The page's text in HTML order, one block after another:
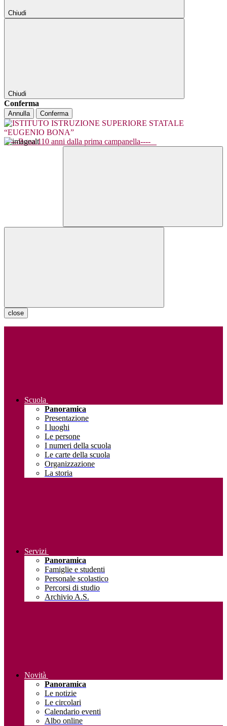
Chiudi
Chiudi
Conferma
Annulla Conferma
----Bona 110 anni dalla prima campanella----
close
Scuola
Panoramica
Presentazione
I luoghi
Le persone
I numeri della scuola
Le carte della scuola
Organizzazione
La storia
Servizi
Panoramica
Famiglie e studenti
Personale scolastico
Percorsi di studio
Archivio A.S.
Novità
Panoramica
Le notizie
Le circolari
Calendario eventi
Albo online